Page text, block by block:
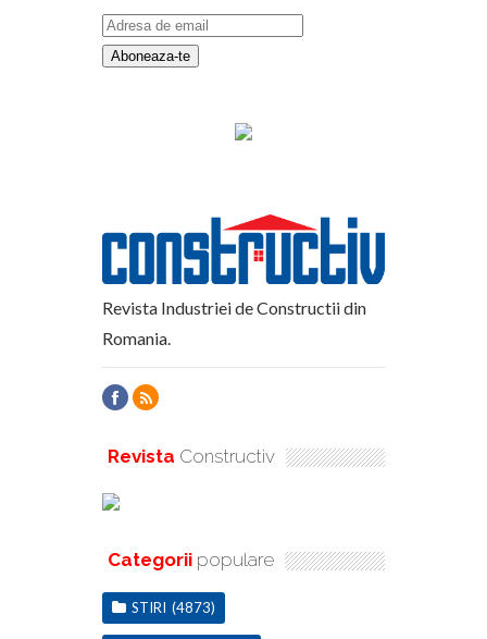
Revista Industriei de Constructii din
Romania.
Revista Constructiv
Categorii populare
STIRI (4873)